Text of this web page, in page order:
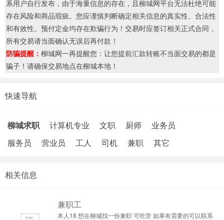
系用户自行发布，由于海量信息的存在，且柳城网平台无法杜绝可能
存在风险和商品瑕疵。您应谨慎判断确定相关信息的真实性、合法性
和有效性。预付定金均存在欺骗行为！交易时应签订相关正式合同，
所有交易请当面确认无误后再付款！
防骗提醒： 柳城网一再提醒您：让您提前汇款转账不当面交易的都是
骗子！请确保交易地点在柳城本地！
快速导航
柳城求职 计算机专业 文职 厨师
业务员
服务员
营业员 工人 司机 兼职 其它
相关信息
兼职工
本人18 想在柳城找一份兼职 可吃苦 如果有需要的可以联系